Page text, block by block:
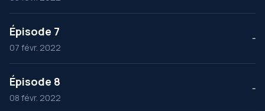
Épisode 7
07 févr. 2022
--
Épisode 8
08 févr. 2022
--